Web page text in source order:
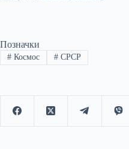
Позначки
#Космос #СРСР